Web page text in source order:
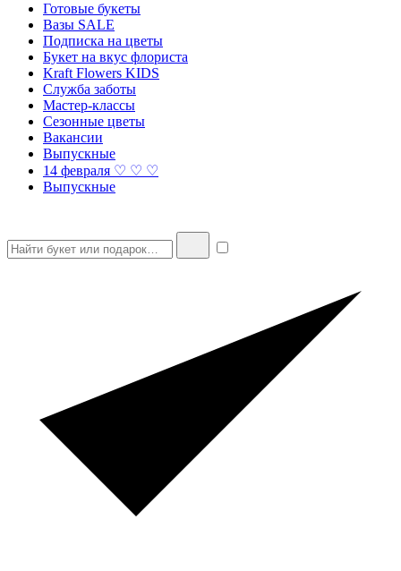
Готовые букеты
Вазы SALE
Подписка на цветы
Букет на вкус флориста
Kraft Flowers KIDS
Служба заботы
Мастер-классы
Сезонные цветы
Вакансии
Выпускные
14 февраля ♡ ♡ ♡
Выпускные